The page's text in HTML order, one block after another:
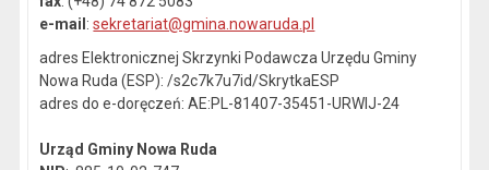
e-mail :sekretariat@gmina.nowaruda.pl
adres Elektronicznej Skrzynki Podawcza Urzędu Gminy
Nowa Ruda (ESP): /s2c7k7u7id/SkrytkaESP
adres do e-doręczeń: AE:PL-81407-35451-URWIJ-24
Urząd Gminy Nowa Ruda